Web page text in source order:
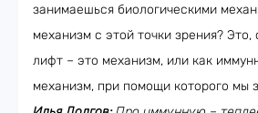
занимаешься биологическими
механизм с этой точки зрения? Это,
лифт – это механизм, или как
механизм, при помощи которого мы